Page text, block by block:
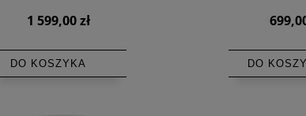
1 599,00 zł
DO KOSZYKA DO